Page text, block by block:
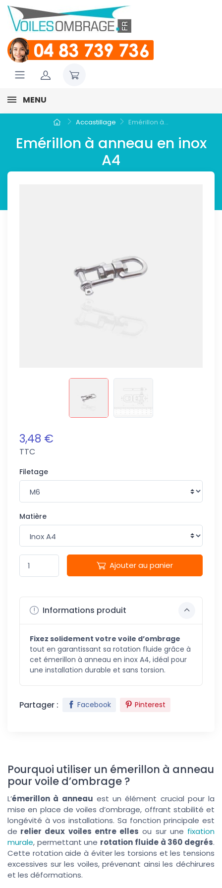
MENU
Accastillage Emérillon à...
Emérillon à anneau en inox
A4
3,48 €
TTC
Filetage
Matière
Ajouter au panier
Informations produit
Fixez solidement votre voile d’ombrage
tout en garantissant sa rotation fluide grâce à
cet émerillon à anneau en inox A4, idéal pour
une installation durable et sans torsion.
Partager : Facebook Pinterest
Pourquoi utiliser un émerillon à anneau
pour voile d’ombrage ?
L’émerillon à anneau est un élément crucial pour la
mise en place de voiles d’ombrage, offrant stabilité et
longévité à vos installations. Sa fonction principale est
de relier deux voiles entre elles ou sur une fixation
murale, permettant une rotation fluide à 360 degrés.
Cette rotation aide à éviter les torsions et les tensions
excessives sur les voiles, prévenant ainsi les déchirures
et les déformations.